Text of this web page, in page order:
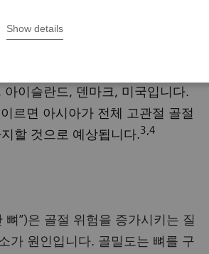
Show details
세계 비용은 1300억 달러, 연간
아이슬란드, 덴마크, 미국입니다.
르면 아시아가 전체 고관절 골절
할 것으로 예상됩니다.3,4
뼈”)은 골절 위험을 증가시키는 질
가 원인입니다. 골밀도는 뼈를 구